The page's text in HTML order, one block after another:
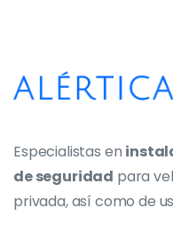
Especialistas en
de seguridad para
privada, así como de